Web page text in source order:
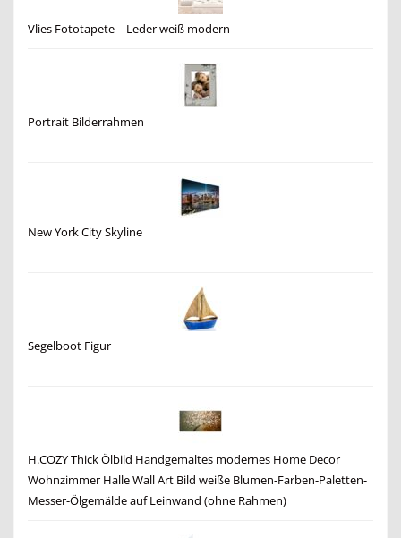
Vlies Fototapete – Leder weiß modern
Portrait Bilderrahmen
New York City Skyline
Segelboot Figur
H.COZY Thick Ölbild Handgemaltes modernes Home Decor
Wohnzimmer Halle Wall Art Bild weiße Blumen-Farben-Paletten-
Messer-Ölgemälde auf Leinwand (ohne Rahmen)